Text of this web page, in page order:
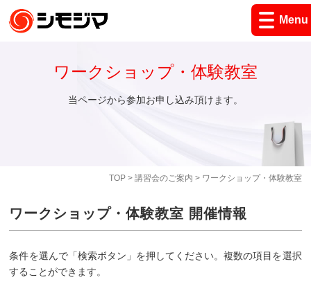
Menu
TOP> 講習会のご案内 > ワークショップ・体験教室
ワークショップ・体験教室
当ページから参加お申し込み頂けます。
ワークショップ・体験教室 開催情報
条件を選んで「検索ボタン」を押してください。複数の項目を選択
することができます。